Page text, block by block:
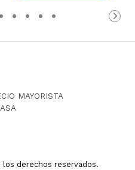
Carro
MAYORISTA
los derechos reservados.